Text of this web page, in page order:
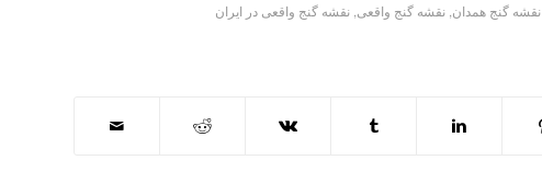
نقشه گنج همدان نقشه گنج واقعی نقشه گنج واقعی در ایران